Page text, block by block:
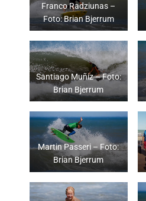
Franco Radziunas –
Foto: Brian Bjerrum
Santiago Muñiz – Foto:
Brian Bjerrum
Martin Passeri – Foto:
Brian Bjerrum